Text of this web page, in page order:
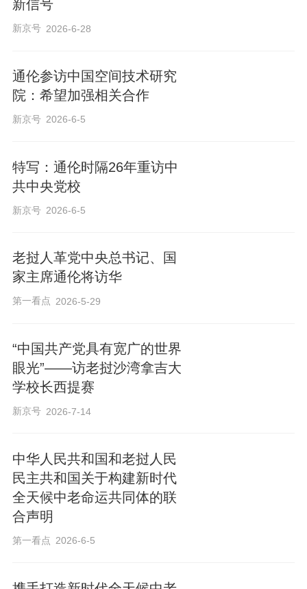
新信号
新京号 2026-6-28
通伦参访中国空间技术研究
院：希望加强相关合作
新京号 2026-6-5
特写：通伦时隔26年重访中
共中央党校
新京号 2026-6-5
老挝人革党中央总书记、国
家主席通伦将访华
第一看点 2026-5-29
“中国共产党具有宽广的世界
眼光”——访老挝沙湾拿吉大
学校长西提赛
新京号 2026-7-14
中华人民共和国和老挝人民
民主共和国关于构建新时代
全天候中老命运共同体的联
合声明
第一看点 2026-6-5